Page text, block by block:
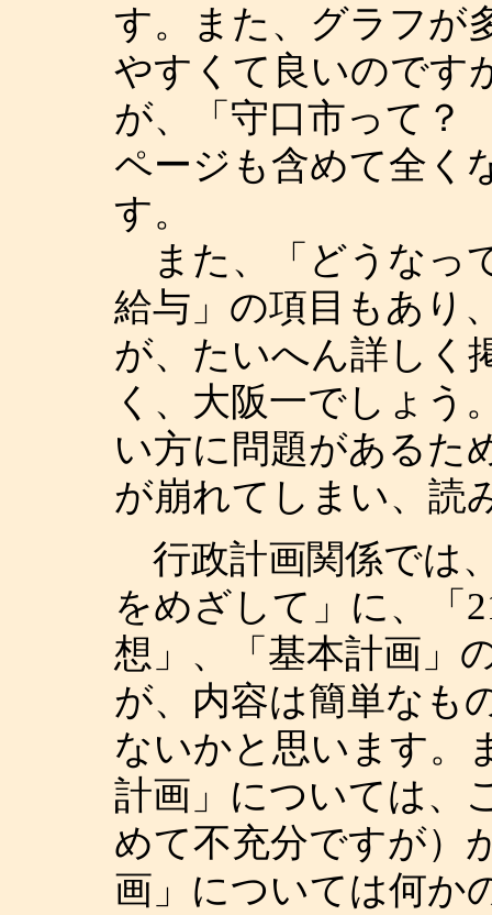
す。また、グラフが
やすくて良いのです
が、「守口市って
ページも含めて全く
す。
また、「どうなっ
給与」の項目もあり
が、たいへん詳しく
く、大阪一でしょう
い方に問題があるた
が崩れてしまい、読
行政計画関係では
をめざして」に、「
想」、「基本計画」
が、内容は簡単なも
ないかと思います。
計画」については、
めて不充分ですが）
画」については何か